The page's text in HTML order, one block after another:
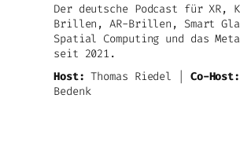
Der deutsche Podcast für XR,
Brillen, AR-Brillen, Smart
Spatial Computing und das
seit 2021.
Host: Thomas Riedel | Co-Host:
Bedenk